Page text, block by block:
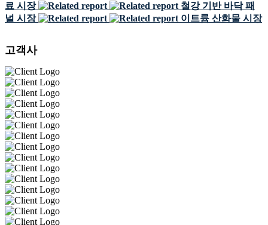
료 시장
철강 기반 바닥 패
널 시장
이트륨 산화물 시장
고객사